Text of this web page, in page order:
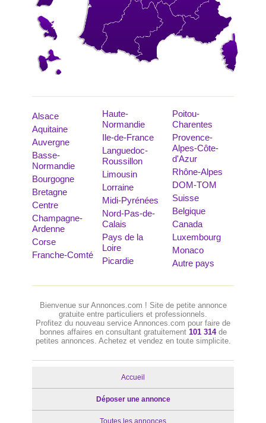
Alsace
Aquitaine
Auvergne
Basse-
Normandie
Bourgogne
Bretagne
Centre
Champagne-
Ardenne
Corse
Franche-Comté
Haute-
Normandie
Ile-de-France
Languedoc-
Roussillon
Limousin
Lorraine
Midi-Pyrénées
Nord-Pas-de-
Calais
Pays de la
Loire
Picardie
Poitou-
Charentes
Provence-
Alpes-Côte-
d'Azur
Rhône-Alpes
DOM-TOM
Suisse
Belgique
Canada
Luxembourg
Monaco
Autre pays
Bienvenue sur Annonces.com ! Site de petite annonce
gratuite entre particuliers et professionnels.
Profitez du nouveau service Annonces.com pour faire de
bonnes affaires en consultant gratuitement 101 314de
petites annonces. Achetez et vendez en toute simplicite.
Accueil
Déposer une annonce
Toutes les annonces